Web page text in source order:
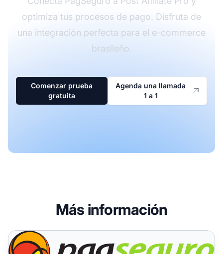
optimiza tus procesos de pago. Disfruta de
una integración perfecta para el e-commerce
brasileño.
Comenzar prueba
gratuita
Agenda una llamada
1 a 1
Más información
PagSeguro (IPN ya utilizado)